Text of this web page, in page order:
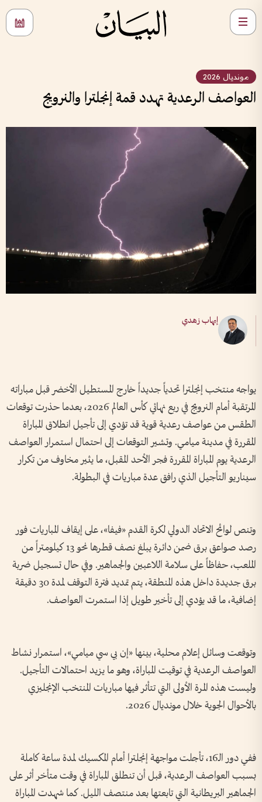
مونديال 2026
العواصف الرعدية تهدد قمة إنجلترا والنرويج
إيهاب زهدي
يواجه منتخب إنجلترا تحدياً جديداً خارج المستطيل الأخضر قبل مباراته
المرتقبة أمام النرويج في ربع نهائي كأس العالم 2026، بعدما حذرت توقعات
الطقس من عواصف رعدية قوية قد تؤدي إلى تأجيل انطلاق المباراة
المقررة في مدينة ميامي. وتشير التوقعات إلى احتمال استمرار العواصف
الرعدية يوم المباراة المقررة فجر الأحد المقبل، ما يثير مخاوف من تكرار
سيناريو التأجيل الذي رافق عدة مباريات في البطولة.
وتنص لوائح الاتحاد الدولي لكرة القدم «فيفا»، على إيقاف المباريات فور
رصد صواعق برق ضمن دائرة يبلغ نصف قطرها نحو 13 كيلومتراً من
الملعب، حفاظاً على سلامة اللاعبين والجماهير. وفي حال تسجيل ضربة
برق جديدة داخل هذه المنطقة، يتم تمديد فترة التوقف لمدة 30 دقيقة
إضافية، ما قد يؤدي إلى تأخير طويل إذا استمرت العواصف.
وتوقعت وسائل إعلام محلية، بينها «إن بي سي ميامي»، استمرار نشاط
العواصف الرعدية في توقيت المباراة، وهو ما يزيد احتمالات التأجيل.
وليست هذه المرة الأولى التي تتأثر فيها مباريات المنتخب الإنجليزي
بالأحوال الجوية خلال مونديال 2026.
ففي دور الـ16، تأجلت مواجهة إنجلترا أمام المكسيك لمدة ساعة كاملة
بسبب العواصف الرعدية، قبل أن تنطلق المباراة في وقت متأخر أثر على
الجماهير البريطانية التي تابعتها بعد منتصف الليل. كما شهدت المباراة